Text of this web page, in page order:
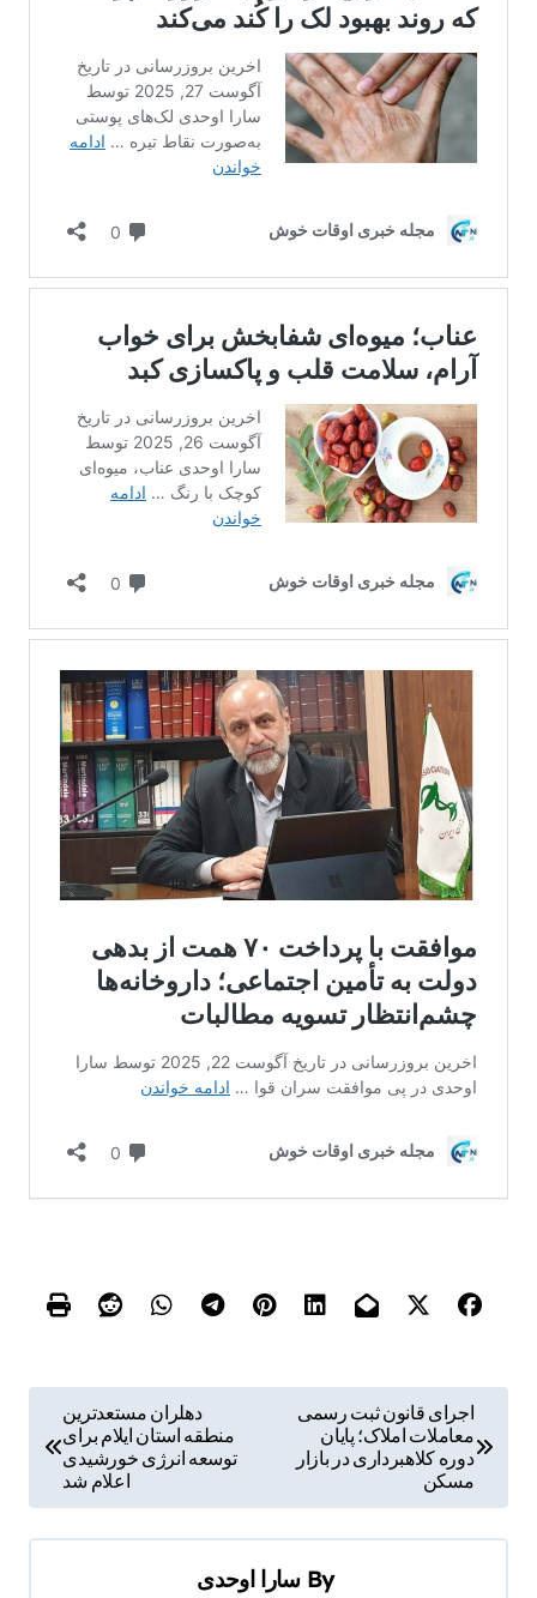
اجرای قانون ثبت رسمی
معاملات املاک؛ پایان
دوره کلاهبرداری در بازار
مسکن
دهلران مستعدترین
منطقه استان ایلام برای
توسعه انرژی خورشیدی
اعلام شد
By سارا اوحدی